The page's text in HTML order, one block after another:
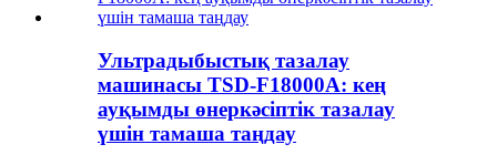
Ультрадыбыстық тазалау
машинасы TSD-F18000A: кең
ауқымды өнеркәсіптік тазалау
үшін тамаша таңдау